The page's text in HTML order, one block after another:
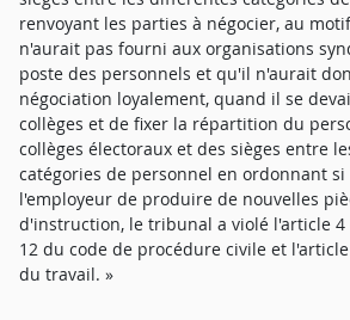
renvoyant les parties à négocier, au
n'aurait pas fourni aux organisations
poste des personnels et qu'il n'aurait
négociation loyalement, quand il se
collèges et de fixer la répartition du
collèges électoraux et des sièges entre
catégories de personnel en ordonnant si
l'employeur de produire de nouvelles
d'instruction, le tribunal a violé l'article
12 du code de procédure civile et
du travail. »